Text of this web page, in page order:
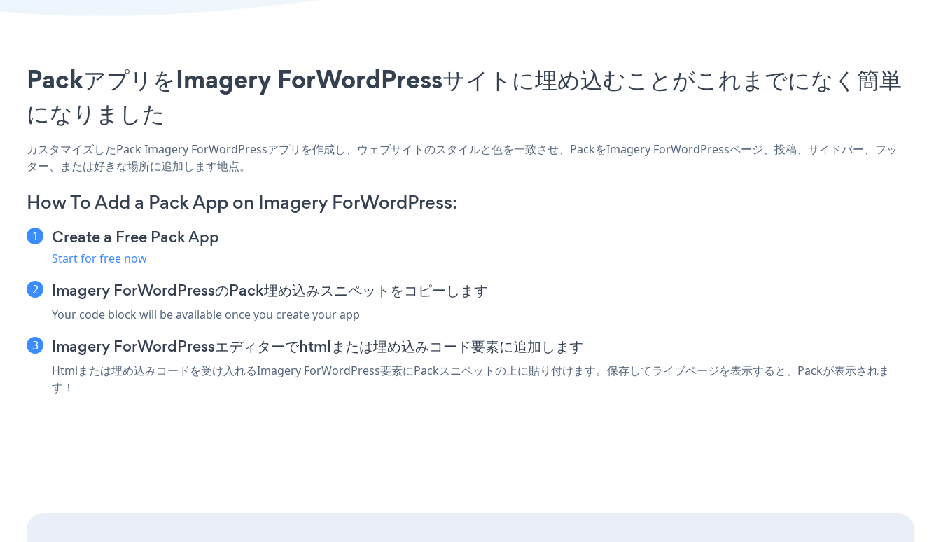
PackアプリをImagery ForWordPressサイトに埋め込むことがこれまでになく簡単
になりました
カスタマイズしたPack Imagery ForWordPressアプリを作成し、ウェブサイトのスタイルと色を一致させ、PackをImagery ForWordPressページ、投稿、サイドバー、フッ
ター、または好きな場所に追加します地点。
How To Add a Pack App on Imagery ForWordPress:
Create a Free Pack App
Start for free now
Imagery ForWordPressのPack埋め込みスニペットをコピーします
Your code block will be available once you create your app
Imagery ForWordPressエディターでhtmlまたは埋め込みコード要素に追加します
Htmlまたは埋め込みコードを受け入れるImagery ForWordPress要素にPackスニペットの上に貼り付けます。保存してライブページを表示すると、Packが表示されま
す！